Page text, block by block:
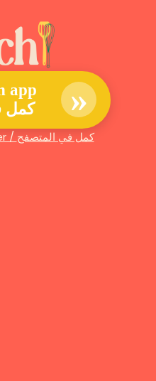
app
كمل
»
Continue in browser / كمل في المتصفح